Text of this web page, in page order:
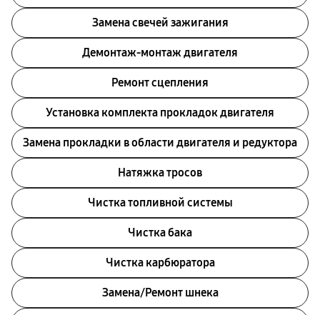
Замена свечей зажигания
Демонтаж-монтаж двигателя
Ремонт сцепления
Установка комплекта прокладок двигателя
Замена прокладки в области двигателя и редуктора
Натяжка тросов
Чистка топливной системы
Чистка бака
Чистка карбюратора
Замена/Pемонт шнека